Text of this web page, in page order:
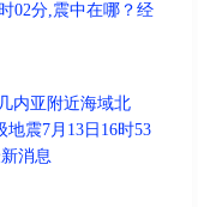
02分,震中在哪？经
内亚附近海域北
地震7月13日16时53
消息